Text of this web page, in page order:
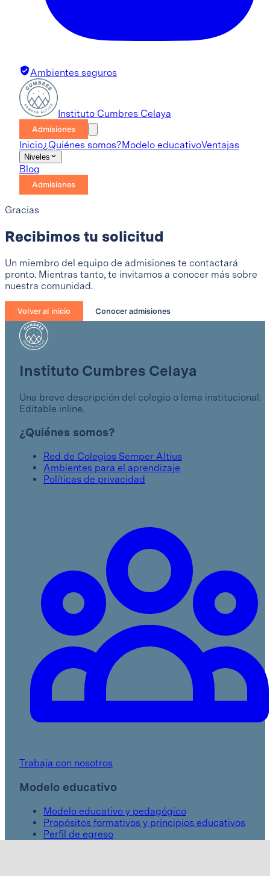
Ambientes seguros
Instituto Cumbres Celaya
Admisiones
Inicio¿Quiénes somos?Modelo educativoVentajas
Niveles
Blog
Admisiones
Gracias
Recibimos tu solicitud
Un miembro del equipo de admisiones te contactará
pronto. Mientras tanto, te invitamos a conocer más sobre
nuestra comunidad.
Volver al inicio Conocer admisiones
Instituto Cumbres Celaya
Una breve descripción del colegio o lema institucional.
Editable inline.
¿Quiénes somos?
Red de Colegios Semper Altius
Ambientes para el aprendizaje
Políticas de privacidad
Trabaja con nosotros
Modelo educativo
Modelo educativo y pedagógico
Propósitos formativos y principios educativos
Perfil de egreso